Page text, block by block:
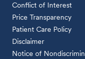
Conflict of Interest
Price Transparency
Patient Care Policy
Disclaimer
Notice of